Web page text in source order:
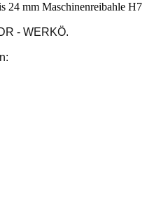
24 mm Maschinenreibahle H7
- WERKÖ.